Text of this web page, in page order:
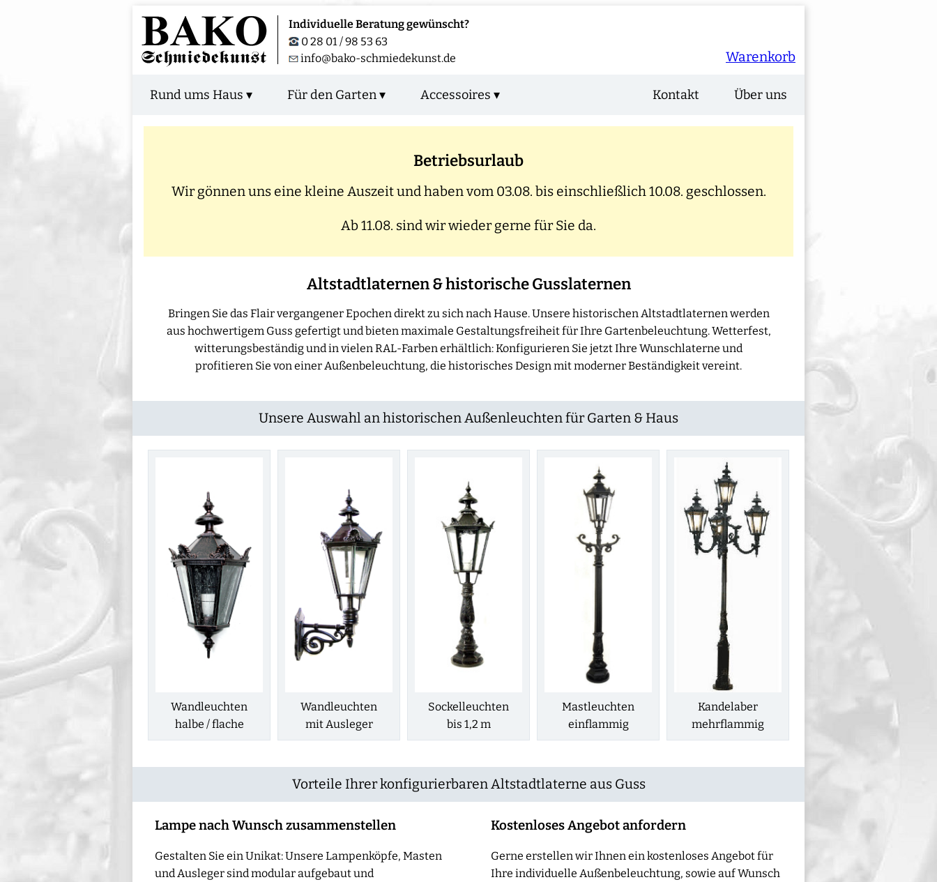
Individuelle Beratung gewünscht?
0 28 01 / 98 53 63
info@bako-schmiedekunst.de
Warenkorb
Rund ums Haus ▾ Für den Garten ▾ Accessoires ▾ Über uns
Kontakt
Betriebsurlaub
Wir gönnen uns eine kleine Auszeit und haben vom 03.08. bis einschließlich 10.08. geschlossen.
Ab 11.08. sind wir wieder gerne für Sie da.
Altstadtlaternen & historische Gusslaternen
Bringen Sie das Flair vergangener Epochen direkt zu sich nach Hause. Unsere historischen Altstadtlaternen werden
aus hochwertigem Guss gefertigt und bieten maximale Gestaltungsfreiheit für Ihre Gartenbeleuchtung. Wetterfest,
witterungsbeständig und in vielen RAL-Farben erhältlich: Konfigurieren Sie jetzt Ihre Wunschlaterne und
profitieren Sie von einer Außenbeleuchtung, die historisches Design mit moderner Beständigkeit vereint.
Unsere Auswahl an historischen Außenleuchten für Garten & Haus
Wandleuchten
halbe / flache
Wandleuchten
mit Ausleger
Sockelleuchten
bis 1,2 m
Mastleuchten
einflammig
Kandelaber
mehrflammig
Vorteile Ihrer konfigurierbaren Altstadtlaterne aus Guss
Lampe nach Wunsch zusammenstellen
Gestalten Sie ein Unikat: Unsere Lampenköpfe, Masten
und Ausleger sind modular aufgebaut und
Kostenloses Angebot anfordern
Gerne erstellen wir Ihnen ein kostenloses Angebot für
Ihre individuelle Außenbeleuchtung, sowie auf Wunsch